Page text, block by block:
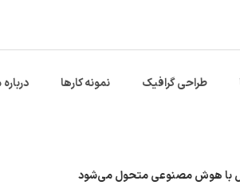
طراحی گرافیک نمونه کارها
اپل با هوش مصنوعی متحول می‌شود